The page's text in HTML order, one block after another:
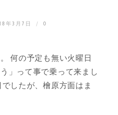
年3月7日 0
何の予定も無い火曜日
」って事で乗って来まし
したが、檜原方面はま